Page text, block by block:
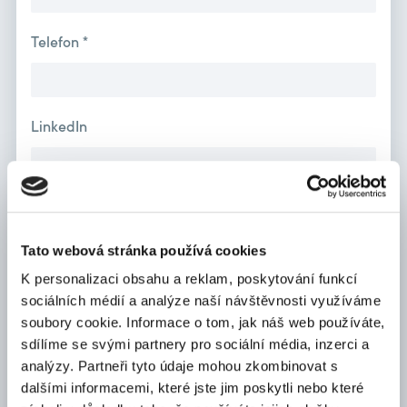
Tato webová stránka používá cookies
K personalizaci obsahu a reklam, poskytování funkcí
sociálních médií a analýze naší návštěvnosti využíváme
soubory cookie. Informace o tom, jak náš web používáte,
sdílíme se svými partnery pro sociální média, inzerci a
analýzy. Partneři tyto údaje mohou zkombinovat s
dalšími informacemi, které jste jim poskytli nebo které
Telefon *
LinkedIn
Zpráva
CV
NAHRÁT SOUBOR Max. velikost 10MB.